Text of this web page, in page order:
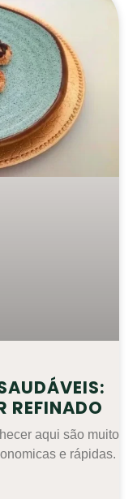
REFINADO
aqui são muito
e rápidas.